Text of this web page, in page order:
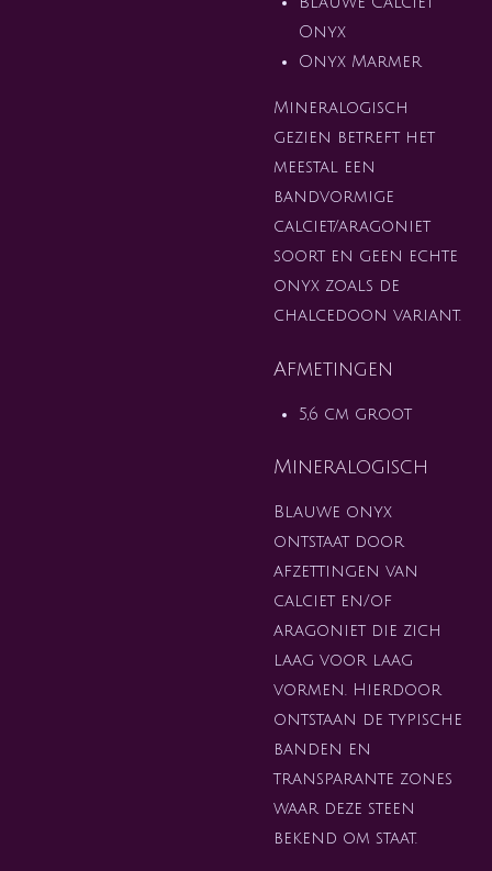
Onyx
Onyx Marmer
Mineralogisch
gezien betreft het
meestal een
bandvormige
calciet/aragoniet
soort en geen echte
onyx zoals de
chalcedoon variant.
Afmetingen
5,6 cm groot
Mineralogisch
Blauwe onyx
ontstaat door
afzettingen van
calciet en/of
aragoniet die zich
laag voor laag
vormen. Hierdoor
ontstaan de typische
banden en
transparante zones
waar deze steen
bekend om staat.